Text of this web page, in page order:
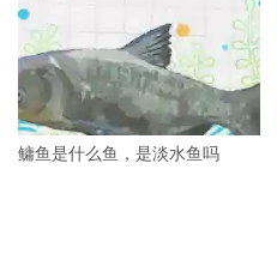
鳙鱼是什么鱼，是淡水鱼吗